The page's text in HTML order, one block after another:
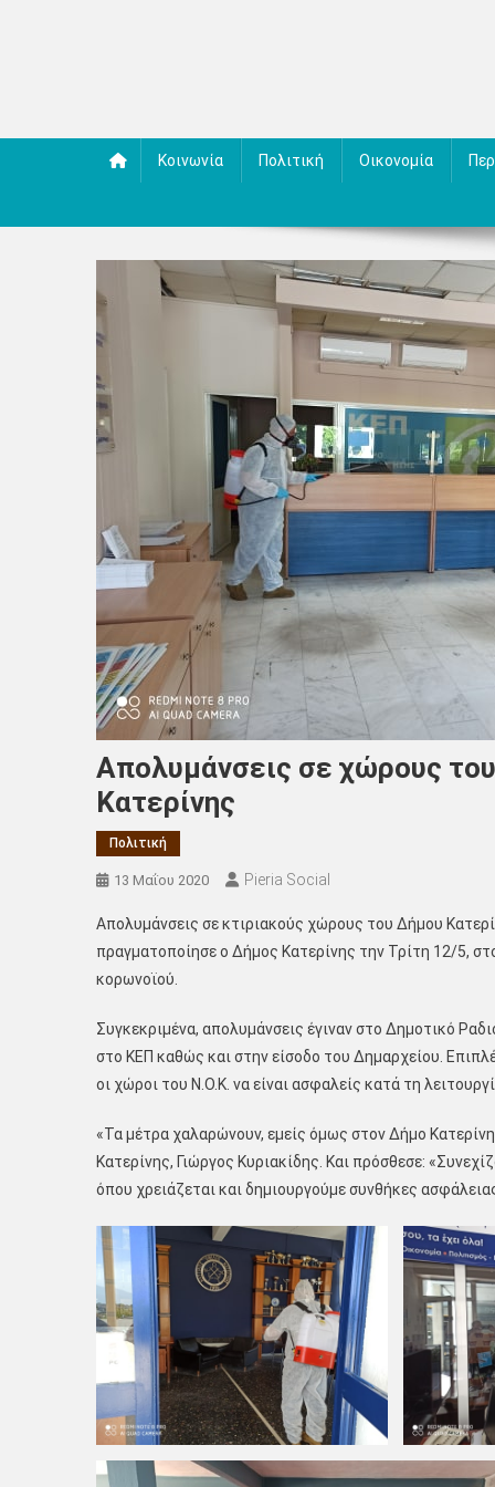
Κοινωνία Πολιτική Οικονομία
Απολυμάνσεις σε χώρους
Κατερίνης
Πολιτική
13 Μαΐου 2020 Pieria Social
Απολυμάνσεις σε κτιριακούς χώρους του Δήμου
πραγματοποίησε ο Δήμος Κατερίνης την Τρίτη 12/5,
κορωνοϊού.
Συγκεκριμένα, απολυμάνσεις έγιναν στο Δημοτικό
στο ΚΕΠ καθώς και στην είσοδο του Δημαρχείου.
οι χώροι του Ν.Ο.Κ. να είναι ασφαλείς κατά τη
«Τα μέτρα χαλαρώνουν, εμείς όμως στον Δήμο
Κατερίνης, Γιώργος Κυριακίδης. Και πρόσθεσε:
όπου χρειάζεται και δημιουργούμε συνθήκες